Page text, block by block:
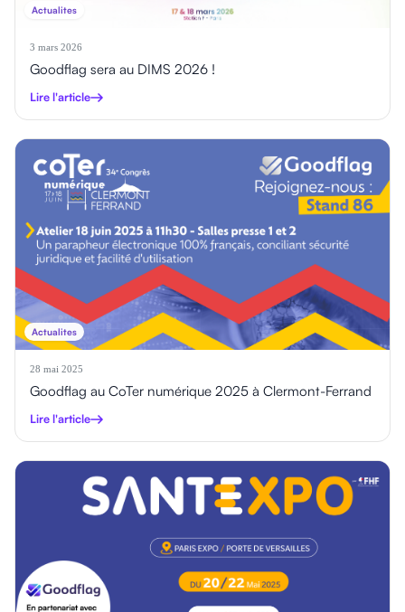
Actualites
3 mars 2026
Goodflag sera au DIMS 2026 !
Lire l'article
Actualites
28 mai 2025
Goodflag au CoTer numérique 2025 à Clermont-Ferrand
Lire l'article